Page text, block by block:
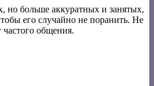
но больше аккуратных и занятых,
его случайно не поранить. Не
частого общения.